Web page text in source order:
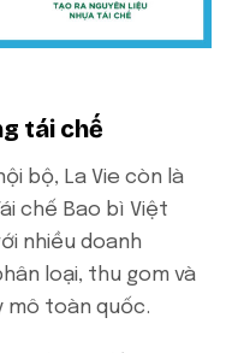
tái chế
bộ, La Vie còn là
chế Bao bì Việt
nhiều doanh
loại, thu gom và
mô toàn quốc.